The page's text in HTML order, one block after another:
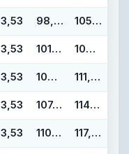
3,53 98,02 105,08
3,53 101,19 108,25
3,53 104,37 111,43
3,53 107,54 114,60
3,53 110,72 117,78